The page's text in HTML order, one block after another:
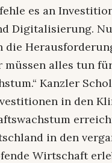
es an
Digitalisierung.
die
müssen alles tun
Kanzler
in den
in den
Wirtschaft